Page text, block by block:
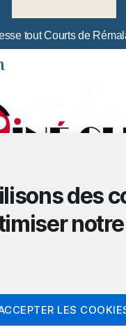
des
LES
tout Courts de
moins de 16 ans